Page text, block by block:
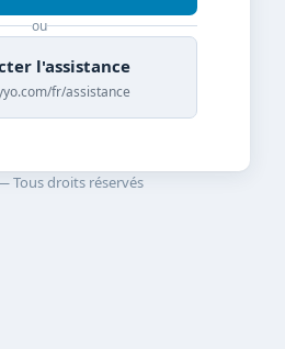
ou
l'assistance
fr/assistance
Tous droits réservés